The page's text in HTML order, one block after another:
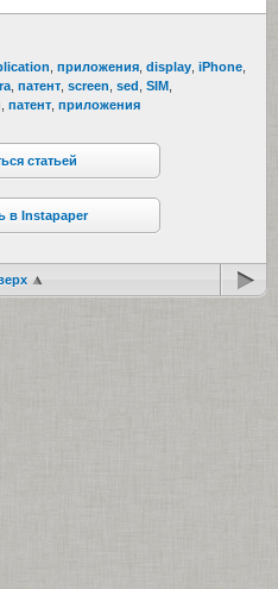
приложения display iPhone
патент screen sed SIM
патент приложения
статьей
в Instapaper